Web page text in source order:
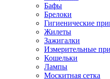
Бафы
Брелоки
Гигиенические
Жилеты
Зажигалки
Измерительные
Кошельки
Лампы
Москитная сетка